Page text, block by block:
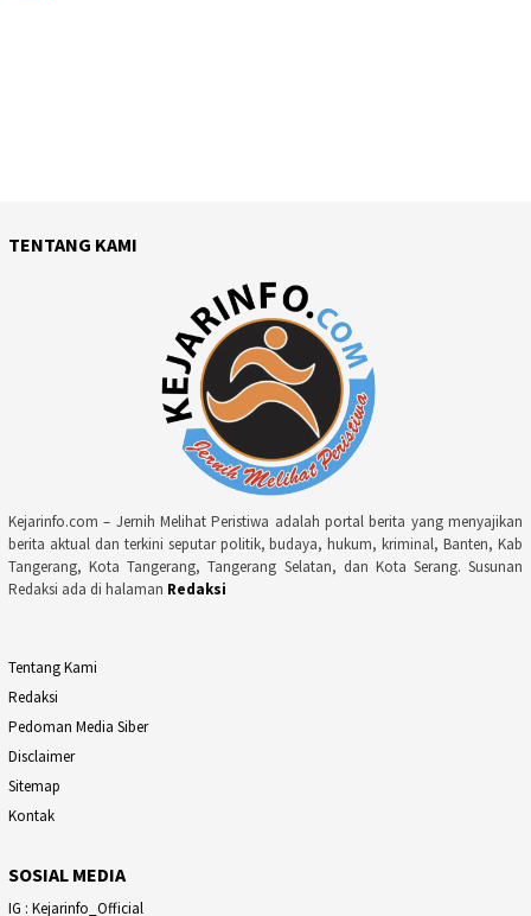
TENTANG KAMI
Kejarinfo.com – Jernih Melihat Peristiwa adalah portal berita yang menyajikan
berita aktual dan terkini seputar politik, budaya, hukum, kriminal, Banten, Kab
Tangerang, Kota Tangerang, Tangerang Selatan, dan Kota Serang. Susunan
Redaksi ada di halaman Redaksi
Tentang Kami
Redaksi
Pedoman Media Siber
Disclaimer
Sitemap
Kontak
SOSIAL MEDIA
IG : Kejarinfo_Official